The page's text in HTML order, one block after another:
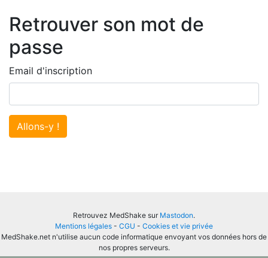
Retrouver son mot de
passe
Email d'inscription
Allons-y !
Retrouvez MedShake sur Mastodon.
Mentions légales - CGU - Cookies et vie privée
MedShake.net n'utilise aucun code informatique envoyant vos données hors de
nos propres serveurs.